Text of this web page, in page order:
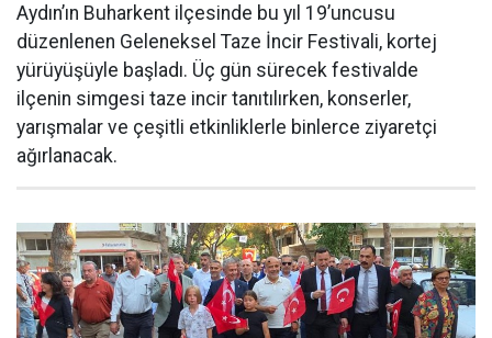
Aydın’ın Buharkent ilçesinde bu yıl 19’uncusu
düzenlenen Geleneksel Taze İncir Festivali, kortej
yürüyüşüyle başladı. Üç gün sürecek festivalde
ilçenin simgesi taze incir tanıtılırken, konserler,
yarışmalar ve çeşitli etkinliklerle binlerce ziyaretçi
ağırlanacak.